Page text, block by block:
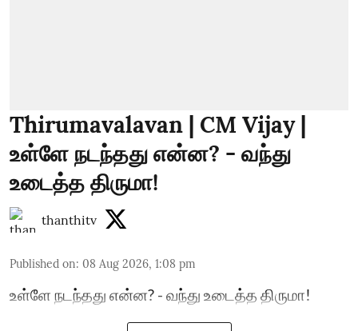
Thirumavalavan | CM Vijay |
உள்ளே நடந்தது என்ன? - வந்து
உடைத்த திருமா!
thanthitv
Published on: 08 Aug 2026, 1:08 pm
உள்ளே நடந்தது என்ன? - வந்து உடைத்த திருமா!